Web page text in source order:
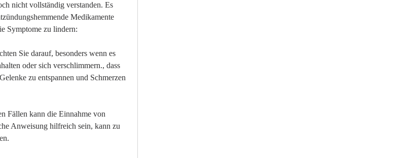
nicht vollständig verstanden. Es
Medikamente
Symptome zu lindern:
Sie darauf, besonders wenn es
oder sich verschlimmern., dass
zu entspannen und Schmerzen
Fällen kann die Einnahme von
Anweisung hilfreich sein, kann zu